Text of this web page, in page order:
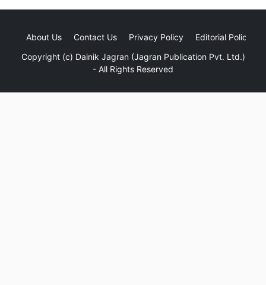
About Us Contact Us Privacy Policy
Editorial Policy
Copyright (c) Dainik Jagran (Jagran Publication Pvt. Ltd.)
- All Rights Reserved